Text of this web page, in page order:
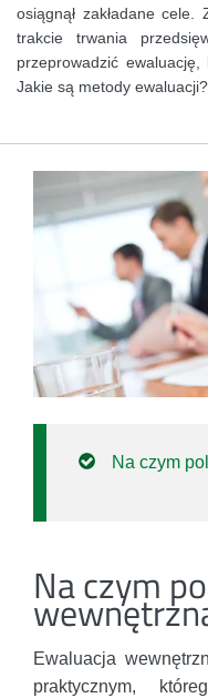
osiągnął zakładane
trakcie trwania
przeprowadzić
Jakie są metody ewaluacji?
Na czym
Na czym
Ewaluacja
praktycznym,